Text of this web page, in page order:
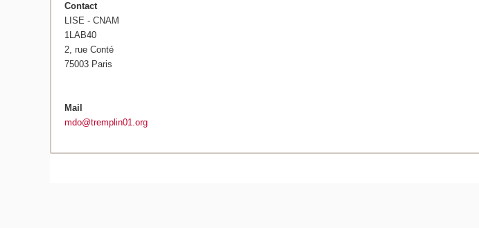
Contact
LISE - CNAM
1LAB40
2, rue Conté
75003 Paris
Mail
mdo@tremplin01.org